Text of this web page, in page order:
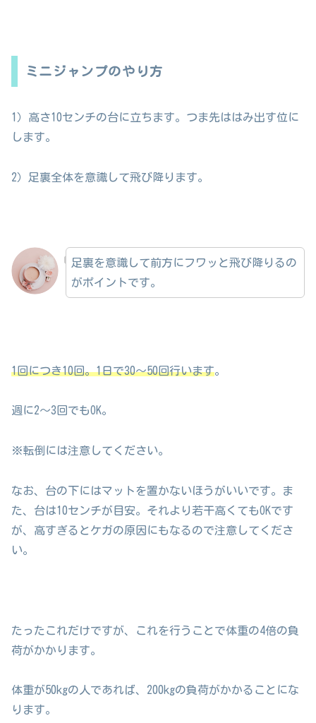
ミニジャンプのやり方
1）高さ10センチの台に立ちます。つま先ははみ出す位に
します。
2）足裏全体を意識して飛び降ります。
足裏を意識して前方にフワッと飛び降りるの
がポイントです。
1回につき10回。1日で30〜50回行います。
週に2〜3回でもOK。
※転倒には注意してください。
なお、台の下にはマットを置かないほうがいいです。ま
た、台は10センチが目安。それより若干高くてもOKです
が、高すぎるとケガの原因にもなるので注意してくださ
い。
たったこれだけですが、これを行うことで体重の4倍の負
荷がかかります。
体重が50kgの人であれば、200kgの負荷がかかることにな
ります。